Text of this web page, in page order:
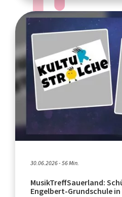
30.06.2026 - 56 Min.
MusikTreffSauerland:
Engelbert-Grundschule